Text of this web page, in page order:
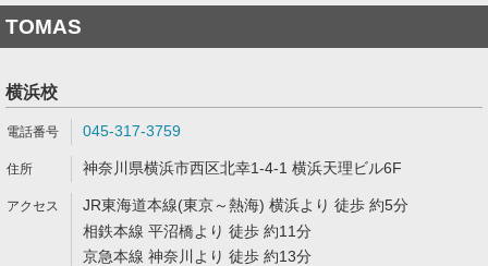
TOMAS
横浜校
045-317-3759
神奈川県横浜市西区北幸1-4-1 横浜天理ビル6F
JR東海道本線(東京～熱海) 横浜より 徒歩 約5分
相鉄本線 平沼橋より 徒歩 約11分
京急本線 神奈川より 徒歩 約13分